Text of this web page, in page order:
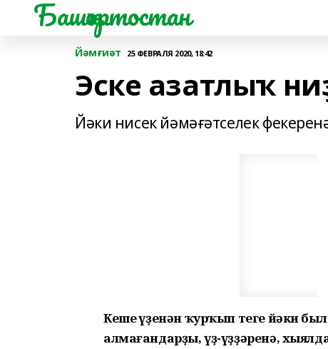
Башҡортостан
Йәмғиәт 25 ФЕВРАЛЯ 2020, 18:42
Эске азатлыҡ
Йәки нисек йәмәғәтселек
Кеше һүҙенән ҡурҡып теге йәки
алмағандарҙы, үҙ-үҙҙәренә,